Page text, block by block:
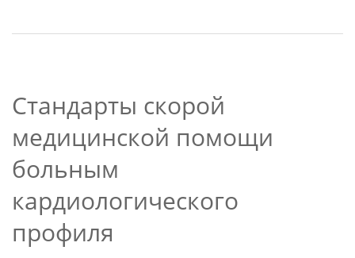
Стандарты скорой
медицинской помощи
больным
кардиологического
профиля